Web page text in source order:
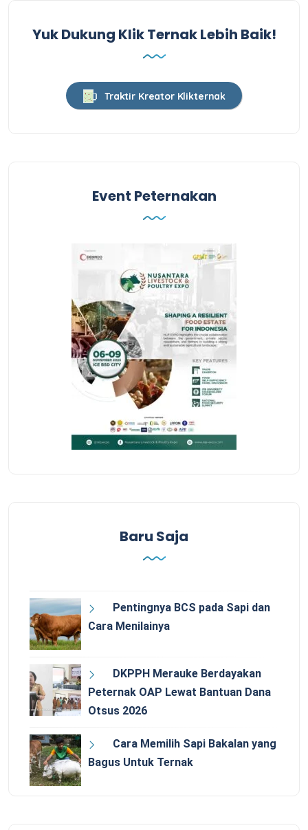
Yuk Dukung Klik Ternak Lebih Baik!
Traktir Kreator Klikternak
Event Peternakan
Baru Saja
Pentingnya BCS pada Sapi dan
Cara Menilainya
DKPPH Merauke Berdayakan
Peternak OAP Lewat Bantuan Dana
Otsus 2026
Cara Memilih Sapi Bakalan yang
Bagus Untuk Ternak